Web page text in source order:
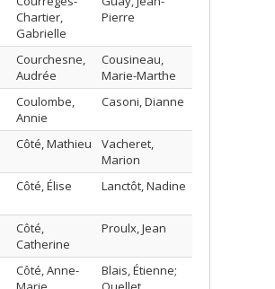
Chartier,
Gabrielle
Pierre
Courchesne,
Audrée
Cousineau,
Marie-Marthe
Coulombe,
Annie
Casoni, Dianne
Côté, Mathieu
Vacheret,
Marion
Côté, Élise Lanctôt, Nadine
Côté,
Catherine
Proulx, Jean
Côté, Anne-
Blais, Étienne;